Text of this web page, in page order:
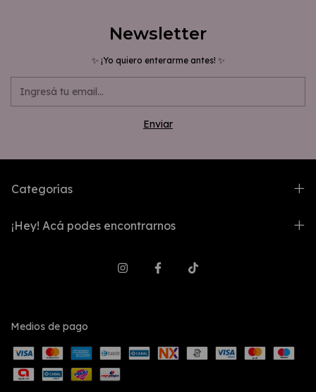
Newsletter
✨ ¡Yo quiero enterarme antes! ✨
Categorías
¡Hey! Acá podes encontrarnos
Medios de pago